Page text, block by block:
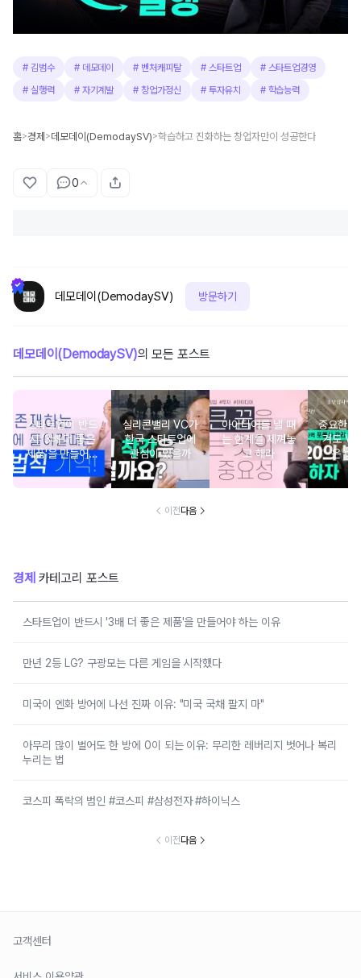
# 김범수 # 데모데이 # 벤처캐피탈 # 스타트업 # 스타트업경영
# 실행력 # 자기계발 #창업가정신 # 투자유치 # 학습능력
홈>경제 >데모데이(DemodaySV)>학습하고 진화하는 창업자만이 성공한다
0
데모데이(DemodaySV) 방문하기
데모데이(DemodaySV)의 모든 포스트
스타트업이 반드
시 '3배 더 좋은
제품'을 만들어야
하는 이유
실리콘밸리 VC가
한국 스타트업에
관심이 있을까
아이디어를 낼 때
는 한계를 제껴놓
고 해라
중요한
겨도
은 합
이전다음
경제 카테고리 포스트
스타트업이 반드시 '3배 더 좋은 제품'을 만들어야 하는 이유
만년 2등 LG? 구광모는 다른 게임을 시작했다
미국이 엔화 방어에 나선 진짜 이유: "미국 국채 팔지 마"
아무리 많이 벌어도 한 방에 0이 되는 이유: 무리한 레버리지 벗어나 복리
누리는 법
코스피 폭락의 범인 #코스피 #삼성전자 #하이닉스
이전다음
고객센터